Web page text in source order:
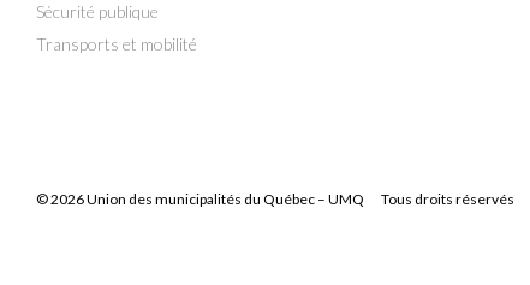
Sécurité publique
Transports et mobilité
© 2026 Union des municipalités du Québec – UMQ Tous droits réservés